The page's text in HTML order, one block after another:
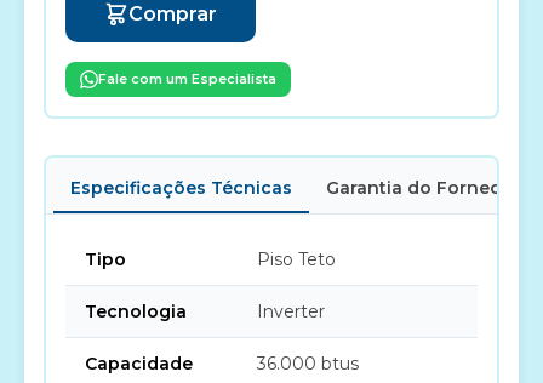
Comprar
Fale com um Especialista
Especificações Técnicas Garantia do Fornecedor
Tipo Piso Teto
Tecnologia Inverter
Capacidade 36.000 btus